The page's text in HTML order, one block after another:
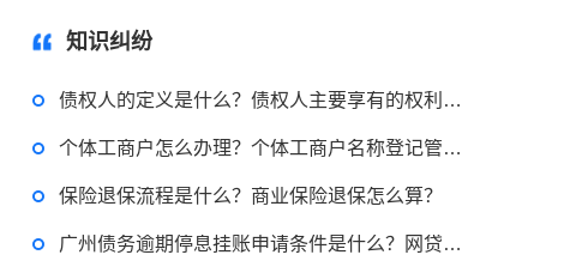
知识纠纷
债权人的定义是什么？债权人主要享有的权利是什么？ 独家焦点
个体工商户怎么办理？个体工商户名称登记管理办法第十三条内容是什么？ 世界热点评
保险退保流程是什么？商业保险退保怎么算？
广州债务逾期停息挂账申请条件是什么？网贷逾期怎么申请停息挂账？
律师回答区
2022-11-17 17:08:56
律师回答区